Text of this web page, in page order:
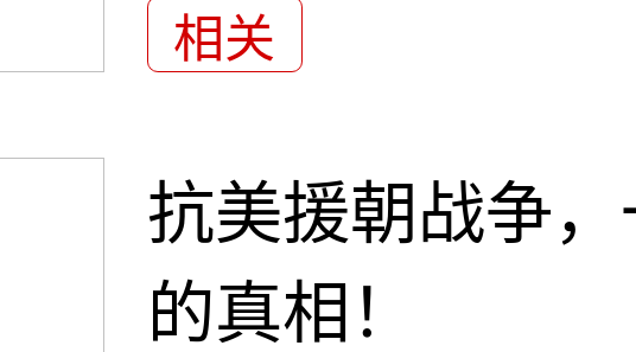
相关
抗美援朝战争
的真相！